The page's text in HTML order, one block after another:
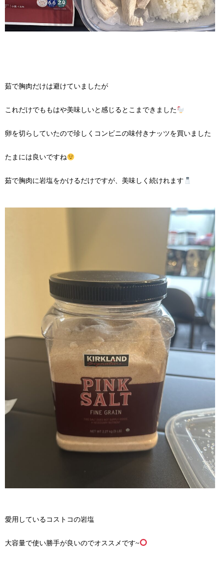
茹で胸肉だけは避けていましたが
これだけでももはや美味しいと感じるとこまできました
卵を切らしていたので珍しくコンビニの味付きナッツを買いました
たまには良いですね
茹で胸肉に岩塩をかけるだけですが、美味しく続けれます
愛用しているコストコの岩塩
大容量で使い勝手が良いのでオススメです~